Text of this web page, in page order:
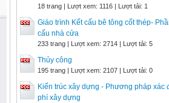
18 trang | Lượt xem: 1116 | Lượt tải: 1
Giáo trình Kết cấu bê tông cốt thép-
cấu nhà cửa
233 trang | Lượt xem: 2714 | Lượt tải: 5
Thủy công
195 trang | Lượt xem: 2107 | Lượt tải: 0
Kiến trúc xây dựng - Phương pháp xác
phí xây dựng